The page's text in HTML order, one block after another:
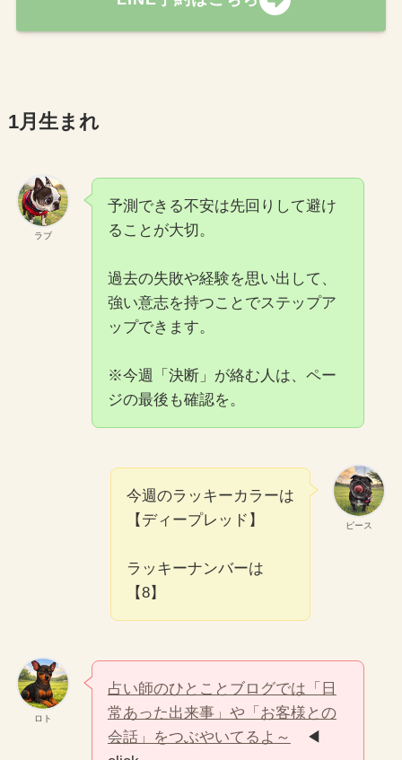
1月生まれ
ラブ
予測できる不安は先回りして避け
ることが大切。
過去の失敗や経験を思い出して、
強い意志を持つことでステップア
ップできます。
※今週「決断」が絡む人は、ペー
ジの最後も確認を。
ピース
今週のラッキーカラーは
【ディープレッド】
ラッキーナンバーは
【8】
ロト
占い師のひとことブログでは「日
常あった出来事」や「お客様との
会話」をつぶやいてるよ～
◀